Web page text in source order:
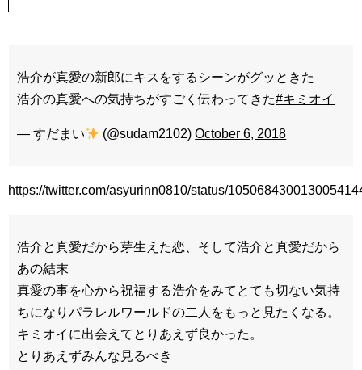
浩介が真愛の新郎にキスをするシーンがグッときた
浩介の真愛への気持ちがすごく伝わってきた#キミオイ
— すだまい (@sudam2102)October 6, 2018
https://twitter.com/asyurinn0810/status/
浩介と真愛だから芽生えた恋、そして浩介と真愛だから
あの結末
真愛の事を心から祝福する浩介をみてとても切ない気持
ちになりパラレルワールドの二人をもっと見たくなる。
キミオイに出会えてとりあえず良かった。
とりあえずみんな見るべき